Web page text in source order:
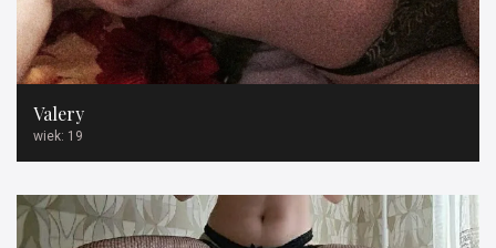
Valery
wiek: 19